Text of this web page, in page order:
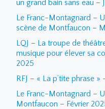
un grand bain sans eau –
Le Franc-Montagnard –
scène de Montfaucon –
LQJ – La troupe de
musique pour élever sa
2025
RFJ – « La p’tite phrase
Le Franc-Montagnard –
Montfaucon – Février